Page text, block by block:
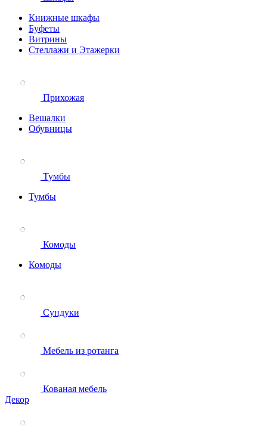
Книжные шкафы
Буфеты
Витрины
Стеллажи и Этажерки
Прихожая
Вешалки
Обувницы
Тумбы
Тумбы
Комоды
Комоды
Сундуки
Мебель из ротанга
Кованая мебель
Декор